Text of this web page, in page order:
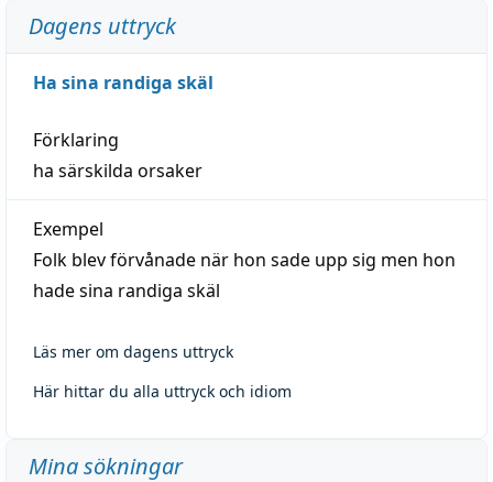
Dagens uttryck
Ha sina randiga skäl
Förklaring
ha särskilda orsaker
Exempel
Folk blev förvånade när hon sade upp sig men hon
hade sina randiga skäl
Läs mer om dagens uttryck
Här hittar du alla uttryck och idiom
Mina sökningar